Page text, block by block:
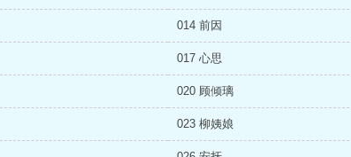
014 前因
017 心思
020 顾倾璃
023 柳姨娘